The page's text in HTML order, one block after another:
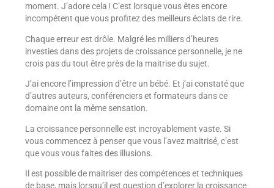
moment. J’adore cela ! C’est lorsque vous êtes encore
incompétent que vous profitez des meilleurs éclats de rire.
Chaque erreur est drôle. Malgré les milliers d’heures
investies dans des projets de croissance personnelle, je ne
crois pas du tout être près de la maitrise du sujet.
J’ai encore l’impression d’être un bébé. Et j’ai constaté que
d’autres auteurs, conférenciers et formateurs dans ce
domaine ont la même sensation.
La croissance personnelle est incroyablement vaste. Si
vous commencez à penser que vous l’avez maitrisé, c’est
que vous vous faites des illusions.
Il est possible de maitriser des compétences et techniques
de base, mais lorsqu’il est question d’explorer la croissance